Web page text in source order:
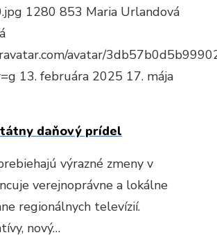
1280 853 Maria Urlandová
avatar/
13. februára 2025 17. mája
daňový prídel
výrazné zmeny v
verejnoprávne a lokálne
regionálnych televízií.
nový…